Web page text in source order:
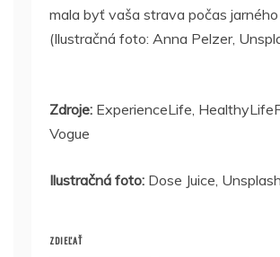
mala byť vaša strava počas
(Ilustračná foto: Anna Pelzer,
Zdroje: ExperienceLife,
Vogue
Ilustračná foto: Dose Juice, Unsplash
ZDIEĽAŤ